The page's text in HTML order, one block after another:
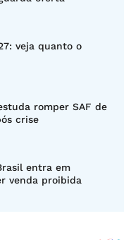
veja quanto o
romper SAF de
crise
entra em
venda proibida